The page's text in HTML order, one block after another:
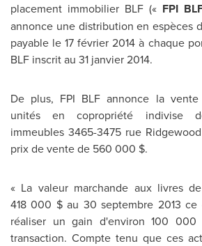
placement immobilier BLF (« FPI
annonce une distribution en espèces
payable le 17 février 2014 à chaque
BLF inscrit au 31 janvier 2014.
De plus, FPI BLF annonce la
unités en copropriété indivise
immeubles 3465-3475 rue
prix de vente de 560 000 $.
« La valeur marchande aux livres
418 000 $ au 30 septembre 2013
réaliser un gain d'environ 100
transaction. Compte tenu que ces